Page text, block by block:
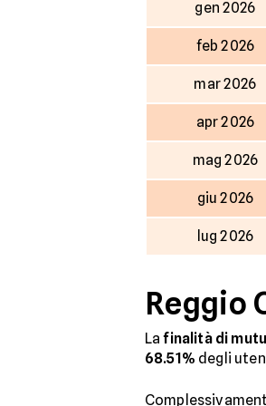
gen 2026
feb 2026
mar 2026
apr 2026
mag 2026
giu 2026
lug 2026
Reggio
Lafinalità di
68.51% degli